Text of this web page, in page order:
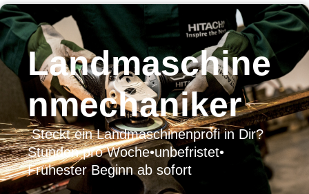
Landmaschine
nmechaniker
Steckt ein Landmaschinenprofi in Dir?
Stunden pro Woche•unbefristet•
Frühester Beginn ab sofort